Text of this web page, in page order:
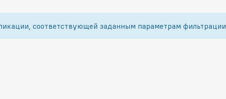
соответствующей заданным параметрам фильтрации